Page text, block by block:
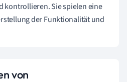
kontrollieren. Sie spielen eine
der Funktionalität und
von